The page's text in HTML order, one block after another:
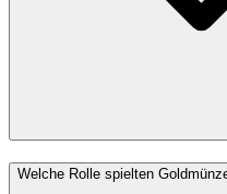
Welche Rolle spielten